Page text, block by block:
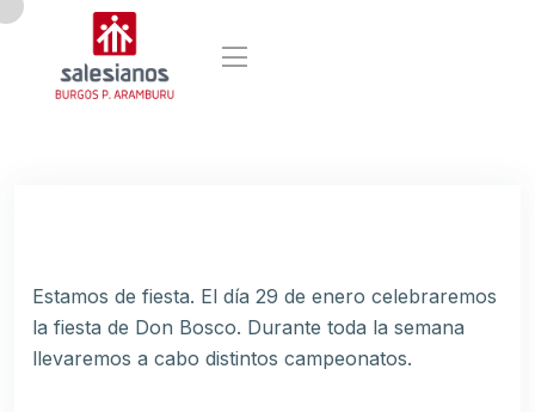
Estamos de fiesta. El día 29 de enero celebraremos
la fiesta de Don Bosco. Durante toda la semana
llevaremos a cabo distintos campeonatos.